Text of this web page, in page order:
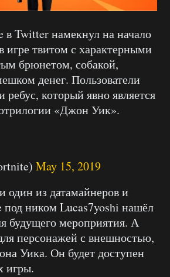
в Twitter намекнул на начало
игре твитом с характерными
брюнетом, собакой,
денег. Пользователи
ребус, который явно является
«Джон Уик».
May 15, 2019
один из датамайнеров и
под ником Lucas7yoshi нашёл
будущего мероприятия. А
персонажей с внешностью,
Уика. Он будет доступен
игры.